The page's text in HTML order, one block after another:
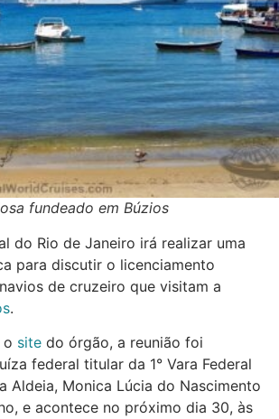
fundeado em Búzios
do Rio de Janeiro irá realizar uma
para discutir o licenciamento
de cruzeiro que visitam a
.
o site do órgão, a reunião foi
federal titular da 1° Vara Federal
Aldeia, Monica Lúcia do Nascimento
e acontece no próximo dia 30, às